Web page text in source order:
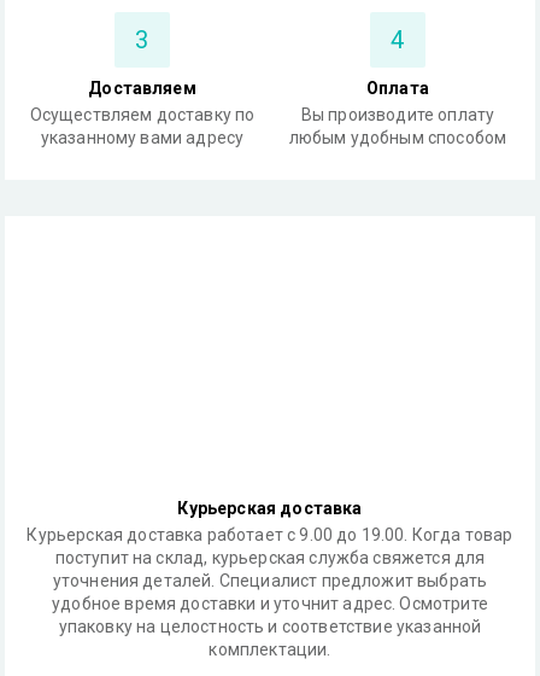
3
Доставляем
Осуществляем доставку по
указанному вами адресу
4
Оплата
Вы производите оплату
любым удобным способом
Курьерская доставка
Курьерская доставка работает с 9.00 до 19.00. Когда товар
поступит на склад, курьерская служба свяжется для
уточнения деталей. Специалист предложит выбрать
удобное время доставки и уточнит адрес. Осмотрите
упаковку на целостность и соответствие указанной
комплектации.